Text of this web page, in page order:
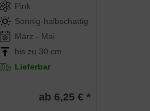
Pink
Sonnig-halbschattig
März - Mai
bis zu 30 cm
Lieferbar
ab 6,25 € *